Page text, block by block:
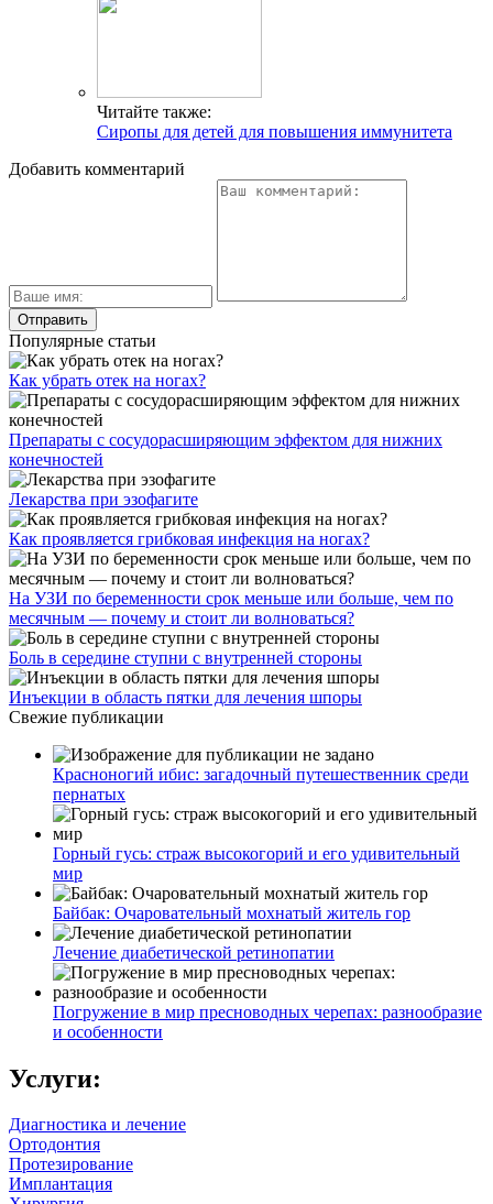
Читайте также:
Сиропы для детей для повышения иммунитета
Добавить комментарий
Популярные статьи
Как убрать отек на ногах?
Препараты с сосудорасширяющим эффектом для нижних
конечностей
Лекарства при эзофагите
Как проявляется грибковая инфекция на ногах?
На УЗИ по беременности срок меньше или больше, чем по
месячным — почему и стоит ли волноваться?
Боль в середине ступни с внутренней стороны
Инъекции в область пятки для лечения шпоры
Свежие публикации
Красноногий ибис: загадочный путешественник среди
пернатых
Горный гусь: страж высокогорий и его удивительный
мир
Байбак: Очаровательный мохнатый житель гор
Лечение диабетической ретинопатии
Погружение в мир пресноводных черепах: разнообразие
и особенности
Услуги:
Диагностика и лечение
Ортодонтия
Протезирование
Имплантация